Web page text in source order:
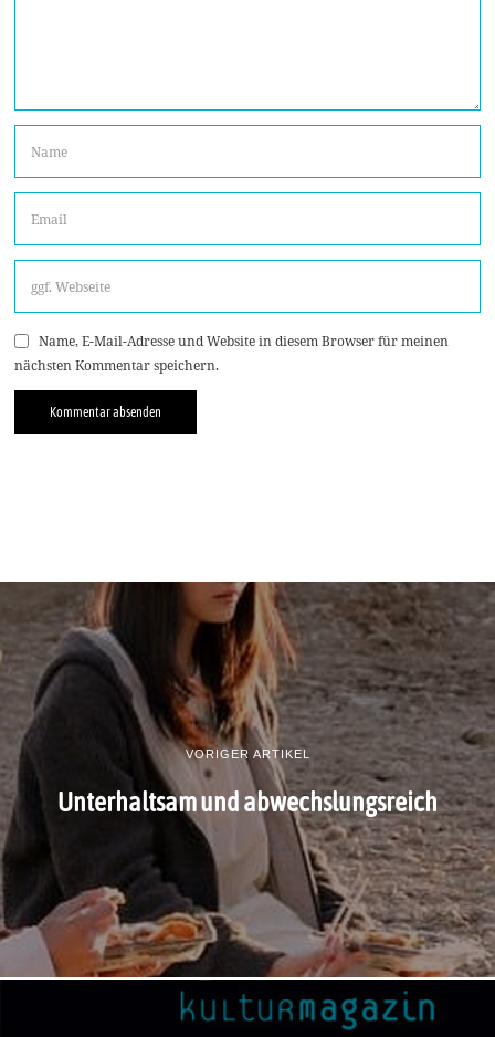
Name, E-Mail-Adresse und Website in diesem Browser für meinen
nächsten Kommentar speichern.
VORIGER ARTIKEL
Unterhaltsam und abwechslungsreich